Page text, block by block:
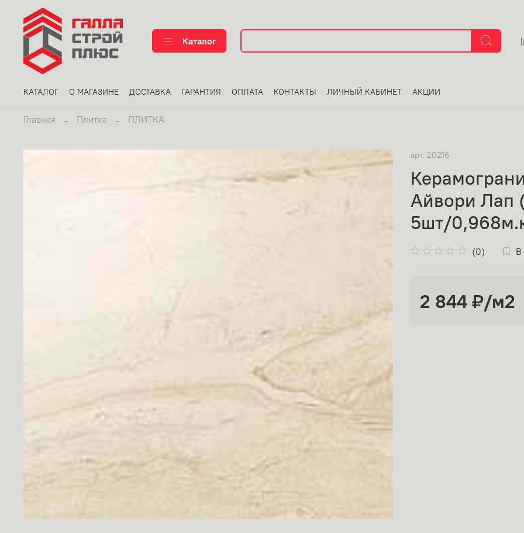
Каталог
КАТАЛОГ О МАГАЗИНЕ ДОСТАВКА ГАРАНТИЯ ОПЛАТА КОНТАКТЫ ЛИЧНЫЙ КАБИНЕТ АКЦИИ
Главная Плитка ПЛИТКА
арт. 20216
Айвори Лап
5шт/
(0) В
2 844 ₽/м2